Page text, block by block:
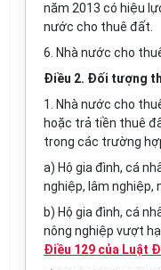
năm 2013 có hiệu
nước cho thuê đất
6. Nhà nước cho
Điều 2. Đối tượng
1. Nhà nước cho
hoặc trả tiền thuê
trong các trường
a) Hộ gia đình, cá
nghiệp, lâm nghiệp,
b) Hộ gia đình, cá
nông nghiệp vượt
Điều 129 của Luật